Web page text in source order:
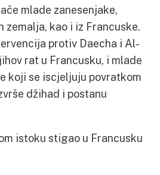
mlade zanesenjake,
zemalja, kao i iz Francuske.
protiv Daecha i Al-
rat u Francusku, i mlade
koji se iscjeljuju povratkom
džihad i postanu
istoku stigao u Francusku